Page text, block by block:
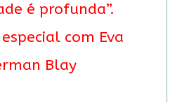
é profunda”.
com Eva
Blay